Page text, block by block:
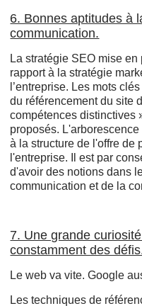
6. Bonnes aptitudes à
communication.
La stratégie SEO mise
rapport à la stratégie
l’entreprise. Les mots
du référencement du site
compétences distinctives
proposés.
à la structure de l'offre de
l'entreprise. Il est par
d'avoir des notions dans
communication et de la
7. Une grande
constamment des
Le web va vite. Google
Les techniques de